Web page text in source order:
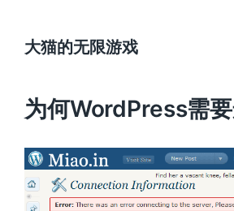
大猫的无限游戏
为何WordPress需